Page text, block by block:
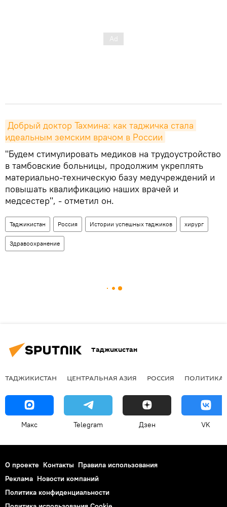
Добрый доктор Тахмина: как таджичка стала
идеальным земским врачом в России
"Будем стимулировать медиков на трудоустройство
в тамбовские больницы, продолжим укреплять
материально-техническую базу медучреждений и
повышать квалификацию наших врачей и
медсестер", - отметил он.
Таджикистан Россия Истории успешных таджиков хирург
Здравоохранение
Таджикистан
ТАДЖИКИСТАН ЦЕНТРАЛЬНАЯ АЗИЯ РОССИЯ ПОЛИТИКА
Макс Telegram Дзен VK
О проекте Контакты Правила использования
Реклама Новости компаний
Политика конфиденциальности